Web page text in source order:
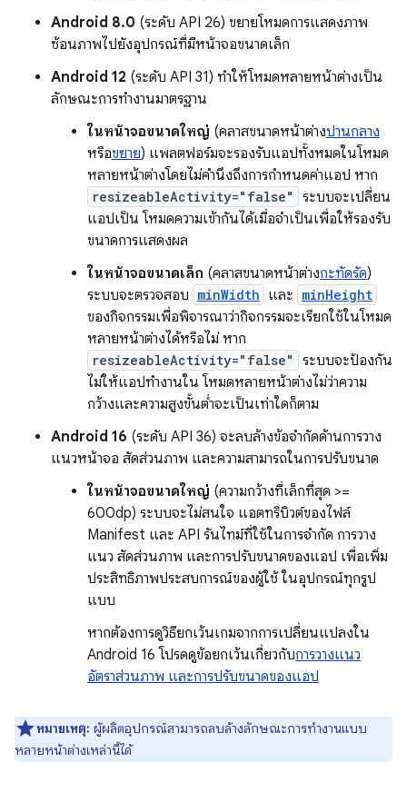
Android 8.0 (ระดับ API 26) ขยายโหมดการแสดงภาพ
ซ้อนภาพไปยังอุปกรณ์ที่มีหน้าจอขนาดเล็ก
Android 12 (ระดับ API 31) ทำให้โหมดหลายหน้าต่างเป็น
ลักษณะการทำงานมาตรฐาน
ในหน้าจอขนาดใหญ่ (คลาสขนาดหน้าต่างปานกลาง
หรือขยาย) แพลตฟอร์มจะรองรับแอปทั้งหมดในโหมด
หลายหน้าต่างโดยไม่คำนึงถึงการกำหนดค่าแอป หาก
resizeableActivity="false"
ระบบจะเปลี่ยน
แอปเป็น โหมดความเข้ากันได้เมื่อจำเป็นเพื่อให้รองรับ
ขนาดการแสดงผล
ในหน้าจอขนาดเล็ก (คลาสขนาดหน้าต่างกะทัดรัด)
ระบบจะตรวจสอบ minWidth และ minHeight
ของกิจกรรมเพื่อพิจารณาว่ากิจกรรมจะเรียกใช้ในโหมด
หลายหน้าต่างได้หรือไม่ หาก
resizeableActivity="false"
ระบบจะป้องกัน
ไม่ให้แอปทำงานใน โหมดหลายหน้าต่างไม่ว่าความ
กว้างและความสูงขั้นต่ำจะเป็นเท่าใดก็ตาม
Android 16 (ระดับ API 36) จะลบล้างข้อจำกัดด้านการวาง
แนวหน้าจอ สัดส่วนภาพ และความสามารถในการปรับขนาด
ในหน้าจอขนาดใหญ่ (ความกว้างที่เล็กที่สุด >=
600dp) ระบบจะไม่สนใจ แอตทริบิวต์ของไฟล์
Manifest และ API รันไทม์ที่ใช้ในการจำกัด การวาง
แนว สัดส่วนภาพ และการปรับขนาดของแอป เพื่อเพิ่ม
ประสิทธิภาพประสบการณ์ของผู้ใช้ ในอุปกรณ์ทุกรูป
แบบ
หากต้องการดูวิธียกเว้นเกมจากการเปลี่ยนแปลงใน
Android 16 โปรดดูข้อยกเว้นเกี่ยวกับการวางแนว
อัตราส่วนภาพ และการปรับขนาดของแอป
หมายเหตุ: ผู้ผลิตอุปกรณ์สามารถลบล้างลักษณะการทำงานแบบ
หลายหน้าต่างเหล่านี้ได้